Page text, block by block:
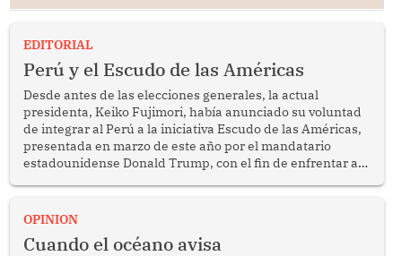
EDITORIAL
Perú y el Escudo de las Américas
Desde antes de las elecciones generales, la actual
presidenta, Keiko Fujimori, había anunciado su voluntad
de integrar al Perú a la iniciativa Escudo de las Américas,
presentada en marzo de este año por el mandatario
estadounidense Donald Trump, con el fin de enfrentar al
OPINION
Cuando el océano avisa